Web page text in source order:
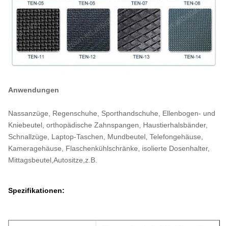
Anwendungen
Nassanzüge, Regenschuhe, Sporthandschuhe, Ellenbogen- und
Kniebeutel, orthopädische Zahnspangen, Haustierhalsbänder,
Schnallzüge, Laptop-Taschen, Mundbeutel, Telefongehäuse,
Kameragehäuse, Flaschenkühlschränke, isolierte Dosenhalter,
Mittagsbeutel,Autositze,z.B.
Spezifikationen: